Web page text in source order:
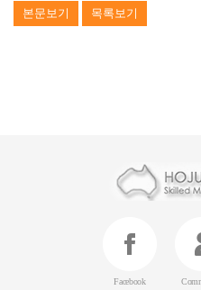
본문보기 목록보기
Facebook